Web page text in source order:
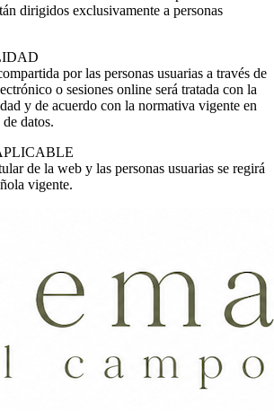
dirigidos exclusivamente a personas
por las personas usuarias a través de
o sesiones online será tratada con la
y de acuerdo con la normativa vigente en
datos.
de la web y las personas usuarias se regirá
vigente.